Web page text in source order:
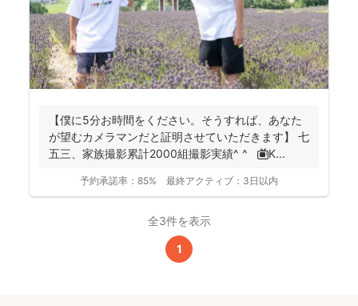
【僕に5分お時間をください。そうすれば、あなた
が望むカメラマンだと証明させていただきます】 七
五三、家族撮影累計2000組撮影実績^ ^ 📺K...
予約承諾率： 85% 最終アクティブ： 3日以内
全3件を表示
1